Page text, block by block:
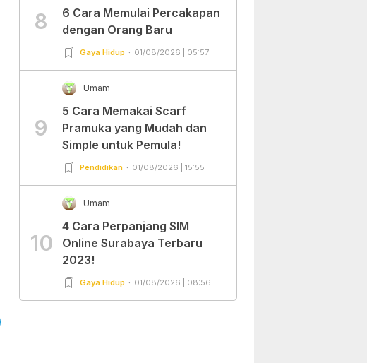
8
6 Cara Memulai Percakapan
dengan Orang Baru
Gaya Hidup 01/08/2026 | 05:57
9
Umam
5 Cara Memakai Scarf
Pramuka yang Mudah dan
Simple untuk Pemula!
Pendidikan 01/08/2026 | 15:55
10
Umam
4 Cara Perpanjang SIM
Online Surabaya Terbaru
2023!
Gaya Hidup 01/08/2026 | 08:56